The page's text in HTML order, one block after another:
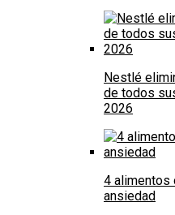
Nestlé
de todos
2026
4 alimentos
ansiedad